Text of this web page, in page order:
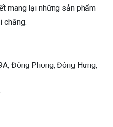
mang lại những sản phẩm
chăng.
Đông Phong, Đông Hưng,